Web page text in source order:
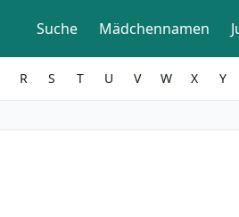
Suche Mädchennamen
R S T U V W X Y